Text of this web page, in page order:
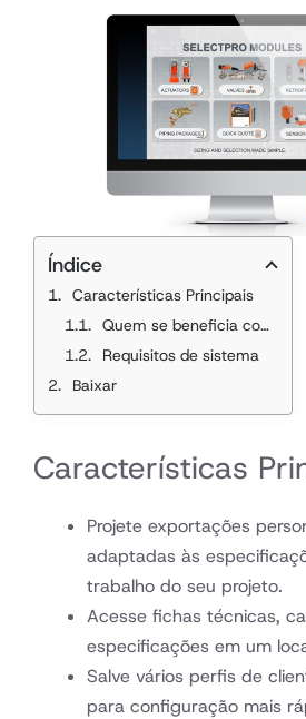
Índice
Características Principais
Quem se beneficia com o SelectPro?
Requisitos de sistema
Baixar
Características
Projete exportações
adaptadas às
trabalho do seu projeto.
Acesse fichas técnicas,
especificações em um
Salve vários perfis de
para configuração mais